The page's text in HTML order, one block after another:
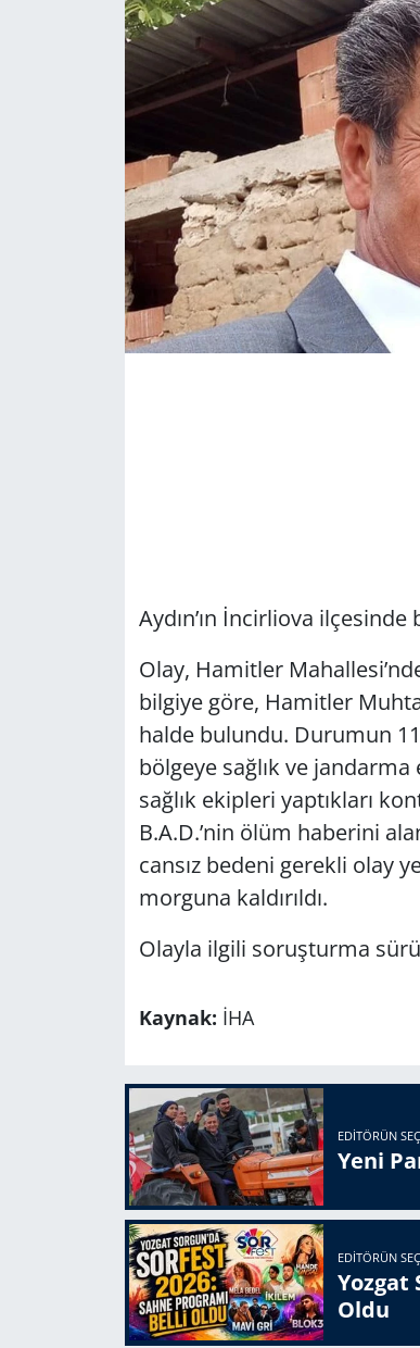
Aydın’ın İncirliova
Olay, Hamitler
bilgiye göre, Hamitler
halde bulundu. Durumun
bölgeye sağlık ve
sağlık ekipleri yaptıkları
B.A.D.’nin ölüm haberini
cansız bedeni gerekli olay
morguna kaldırıldı.
Olayla ilgili soruşturma
Kaynak: İHA
EDITÖRÜN
Yeni
EDITÖRÜN
Yozgat
Oldu